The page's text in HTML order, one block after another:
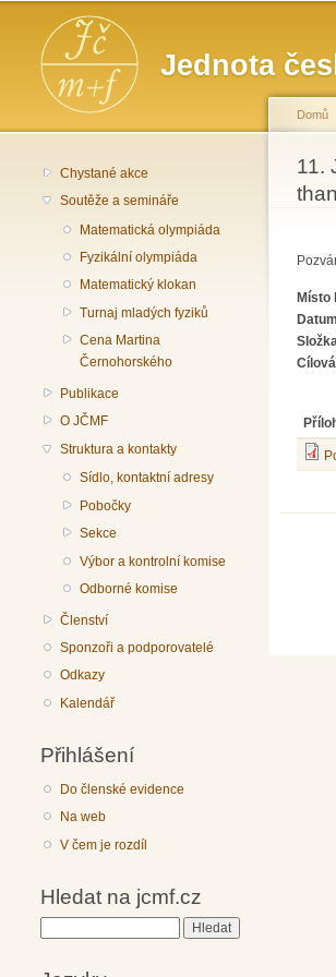
Jednota
Hlavní menu
Chystané akce
Soutěže a semináře
Matematická olympiáda
Fyzikální olympiáda
Matematický klokan
Turnaj mladých fyziků
Cena Martina
Černohorského
Publikace
O JČMF
Struktura a kontakty
Sídlo, kontaktní adresy
Pobočky
Sekce
Výbor a kontrolní komise
Odborné komise
Členství
Sponzoři a podporovatelé
Odkazy
Kalendář
Přihlášení
Do členské evidence
Na web
V čem je rozdíl
Hledat na jcmf.cz
Domů
11.
Místo